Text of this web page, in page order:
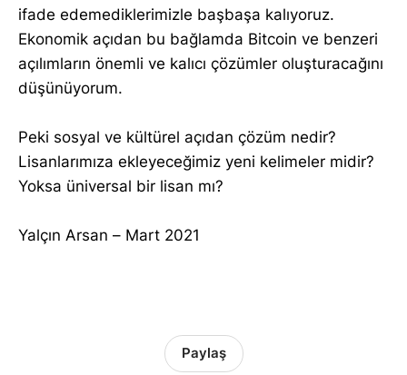
ifade edemediklerimizle başbaşa kalıyoruz.
Ekonomik açıdan bu bağlamda Bitcoin ve benzeri
açılımların önemli ve kalıcı çözümler oluşturacağını
düşünüyorum.
Peki sosyal ve kültürel açıdan çözüm nedir?
Lisanlarımıza ekleyeceğimiz yeni kelimeler midir?
Yoksa üniversal bir lisan mı?
Yalçın Arsan – Mart 2021
Paylaş